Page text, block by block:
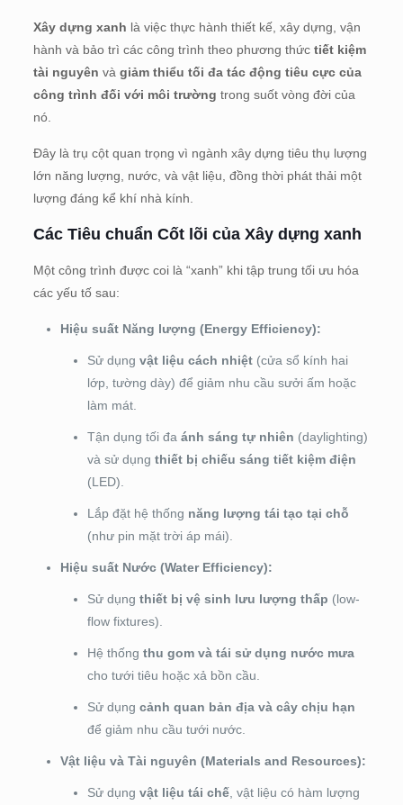
Xây dựng xanh là việc thực hành thiết kế, xây dựng, vận
hành và bảo trì các công trình theo phương thức tiết kiệm
tài nguyên và giảm thiểu tối đa tác động tiêu cực của
công trình đối với môi trường trong suốt vòng đời của
nó.
Đây là trụ cột quan trọng vì ngành xây dựng tiêu thụ lượng
lớn năng lượng, nước, và vật liệu, đồng thời phát thải một
lượng đáng kể khí nhà kính.
Các Tiêu chuẩn Cốt lõi của Xây dựng xanh
Một công trình được coi là “xanh” khi tập trung tối ưu hóa
các yếu tố sau:
Hiệu suất Năng lượng (Energy Efficiency):
Sử dụng vật liệu cách nhiệt(cửa sổ kính hai
lớp, tường dày) để giảm nhu cầu sưởi ấm hoặc
làm mát.
Tận dụng tối đa ánh sáng tự nhiên (daylighting)
và sử dụng thiết bị chiếu sáng tiết kiệm điện
(LED).
Lắp đặt hệ thống năng lượng tái tạo tại chỗ
(như pin mặt trời áp mái).
Hiệu suất Nước (Water Efficiency):
Sử dụng thiết bị vệ sinh lưu lượng thấp (low-
flow fixtures).
Hệ thống thu gom và tái sử dụng nước mưa
cho tưới tiêu hoặc xả bồn cầu.
Sử dụng cảnh quan bản địa và cây chịu hạn
để giảm nhu cầu tưới nước.
Vật liệu và Tài nguyên (Materials and Resources):
Sử dụng vật liệu tái chế, vật liệu có hàm lượng